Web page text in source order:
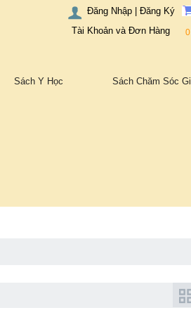
0
Đăng Nhập | Đăng Ký
Tài Khoản và Đơn Hàng
Sách Y Học Sách Chăm Sóc